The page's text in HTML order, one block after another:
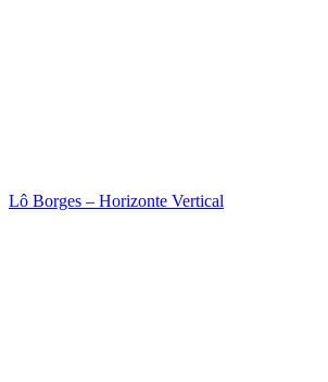
Lô Borges – Horizonte Vertical